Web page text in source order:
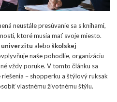
neustále presúvanie sa s knihami,
ktoré musia mať svoje miesto.
univerzitu alebo školskej
naše pohodlie, organizáciu
vždy poruke. V tomto článku sa
– shopperku a štýlový ruksak
vlastnému životnému štýlu.